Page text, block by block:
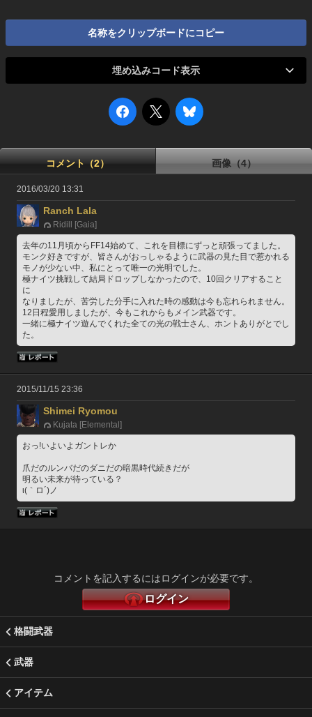
名称をクリップボードにコピー
埋め込みコード表示
コメント（2） 画像（4）
2016/03/20 13:31
Ranch Lala
Ridill [Gaia]
去年の11月頃からFF14始めて、これを目標にずっと頑張ってました。
モンク好きですが、皆さんがおっしゃるように武器の見た目で惹かれる
モノが少ない中、私にとって唯一の光明でした。
極ナイツ挑戦して結局ドロップしなかったので、10回クリアすること
に
なりましたが、苦労した分手に入れた時の感動は今も忘れられません。
12日程愛用しましたが、今もこれからもメイン武器です。
一緒に極ナイツ遊んでくれた全ての光の戦士さん、ホントありがとでし
た。
2015/11/15 23:36
Shimei Ryomou
Kujata [Elemental]
おっ!いよいよガントレか
爪だのルンバだのダニだの暗黒時代続きだが
明るい未来が待っている？
ι(｀ロ´)ノ
コメントを記入するにはログインが必要です。
ログイン
格闘武器
武器
アイテム